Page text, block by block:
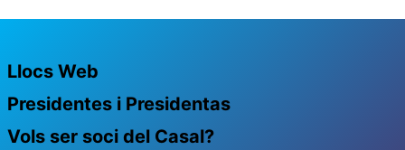
Llocs Web
Presidentes i Presidentas
Vols ser soci del Casal?